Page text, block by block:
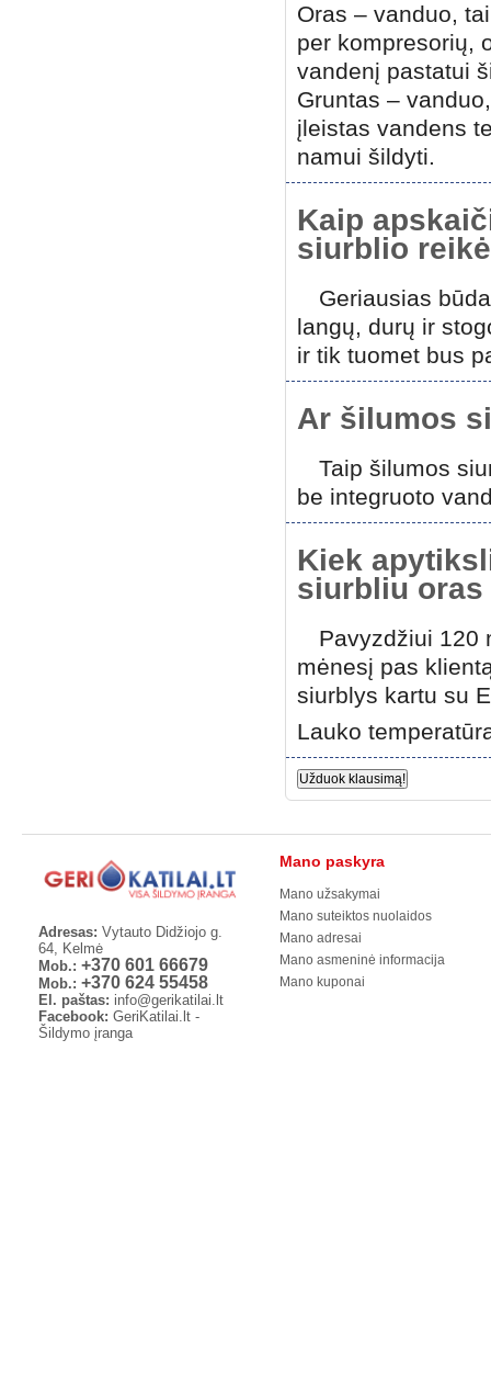
Oras – vanduo,
per kompresorių,
vandenį pastatui
Gruntas –
įleistas vandens
namui šildyti.
Kaip
siurblio
Geriausias
langų, durų ir
ir tik tuomet bus
Ar šilumos
Taip šilumos
be integruoto
Kiek
siurbliu oras
Pavyzdžiui 120
mėnesį pas
siurblys kartu su
Lauko
Užduok klausimą!
Adresas: Vytauto Didžiojo g.
64, Kelmė
Mob.: +370 601 66679
Mob.: +370 624 55458
El. paštas: info@gerikatilai.lt
Facebook: GeriKatilai.lt -
Šildymo įranga
Mano paskyra
Mano užsakymai
Mano suteiktos nuolaidos
Mano adresai
Mano asmeninė informacija
Mano kuponai